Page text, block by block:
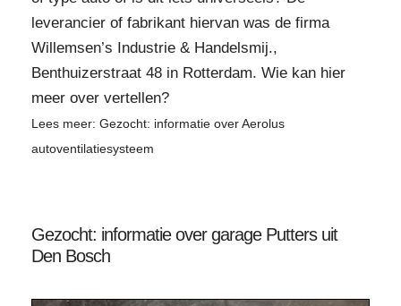
leverancier of fabrikant hiervan was de firma
Willemsen’s Industrie & Handelsmij.,
Benthuizerstraat 48 in Rotterdam. Wie kan hier
meer over vertellen?
Lees meer: Gezocht: informatie over Aerolus
autoventilatiesysteem
Gezocht: informatie over garage Putters uit
Den Bosch